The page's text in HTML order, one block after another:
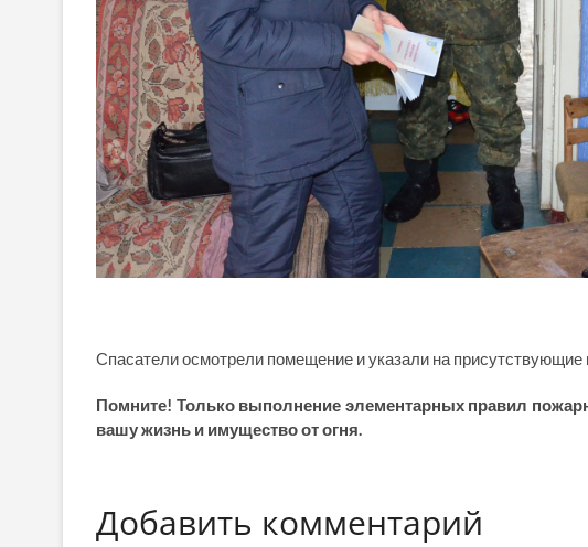
Спасатели осмотрели помещение и указали на присутствующие
Помните! Только выполнение элементарных правил
вашу жизнь и имущество от огня.
Добавить комментарий